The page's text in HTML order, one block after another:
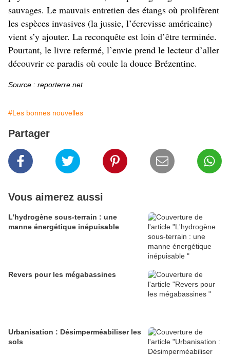
sauvages. Le mauvais entretien des étangs où prolifèrent
les espèces invasives (la jussie, l’écrevisse américaine)
vient s’y ajouter. La reconquête est loin d’être terminée.
Pourtant, le livre refermé, l’envie prend le lecteur d’aller
découvrir ce paradis où coule la douce Brézentine.
Source : reporterre.net
#Les bonnes nouvelles
Partager
Vous aimerez aussi
L'hydrogène sous-terrain : une
manne énergétique inépuisable
Revers pour les mégabassines
Urbanisation : Désimperméabiliser les
sols